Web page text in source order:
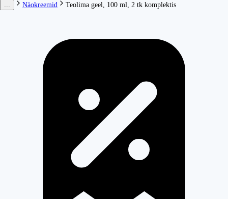
Näokreemid Teolima geel, 100 ml, 2 tk komplektis